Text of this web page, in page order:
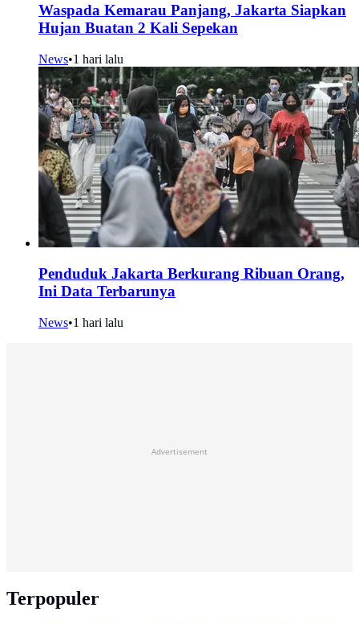
Waspada Kemarau Panjang, Jakarta Siapkan
Hujan Buatan 2 Kali Sepekan
News•1 hari lalu
Penduduk Jakarta Berkurang Ribuan Orang,
Ini Data Terbarunya
News•1 hari lalu
Advertisement
Terpopuler